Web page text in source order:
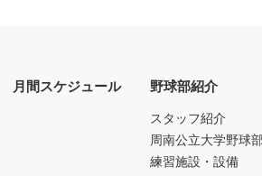
月間スケジュール 野球部紹介
スタッフ紹介
周南公立大学野球
練習施設・設備